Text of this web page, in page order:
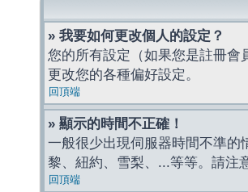
» 我要如何更改個人的設定？
您的所有設定（如果您是註冊會
更改您的各種偏好設定。
回頂端
» 顯示的時間不正確！
一般很少出現伺服器時間不準的
黎、紐約、雪梨、...等等。請注
回頂端